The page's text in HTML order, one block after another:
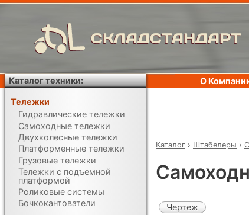
СКЛАДСТАНДАРТ
Каталог › Штабелеры ›
Чертеж
О
Каталог техники:
Тележки
Гидравлические тележки
Самоходные тележки
Двухколесные тележки
Платформенные тележки
Грузовые тележки
Тележки с подъемной
платформой
Роликовые системы
Бочкокантователи